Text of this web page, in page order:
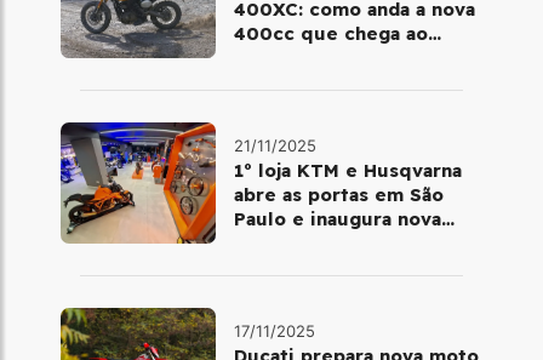
400XC: como anda a nova
400cc que chega ao
21/11/2025
1º loja KTM e Husqvarna
abre as portas em São
Paulo e inaugura nova
17/11/2025